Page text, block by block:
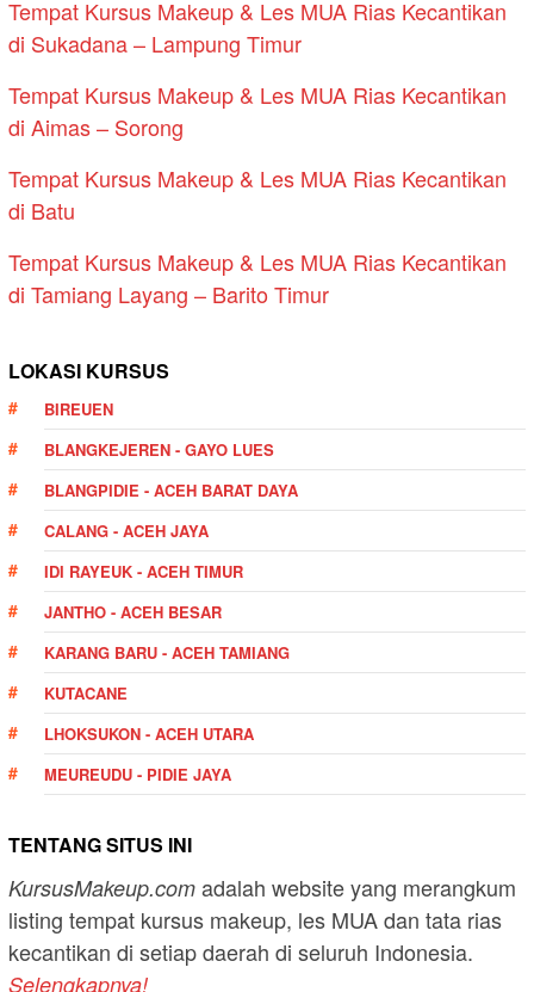
Tempat Kursus Makeup & Les MUA Rias Kecantikan
di Sukadana – Lampung Timur
Tempat Kursus Makeup & Les MUA Rias Kecantikan
di Aimas – Sorong
Tempat Kursus Makeup & Les MUA Rias Kecantikan
di Batu
Tempat Kursus Makeup & Les MUA Rias Kecantikan
di Tamiang Layang – Barito Timur
LOKASI KURSUS
BIREUEN
BLANGKEJEREN - GAYO LUES
BLANGPIDIE - ACEH BARAT DAYA
CALANG - ACEH JAYA
IDI RAYEUK - ACEH TIMUR
JANTHO - ACEH BESAR
KARANG BARU - ACEH TAMIANG
KUTACANE
LHOKSUKON - ACEH UTARA
MEUREUDU - PIDIE JAYA
TENTANG SITUS INI
KursusMakeup.com adalah website yang merangkum
listing tempat kursus makeup, les MUA dan tata rias
kecantikan di setiap daerah di seluruh Indonesia.
Selengkapnya!